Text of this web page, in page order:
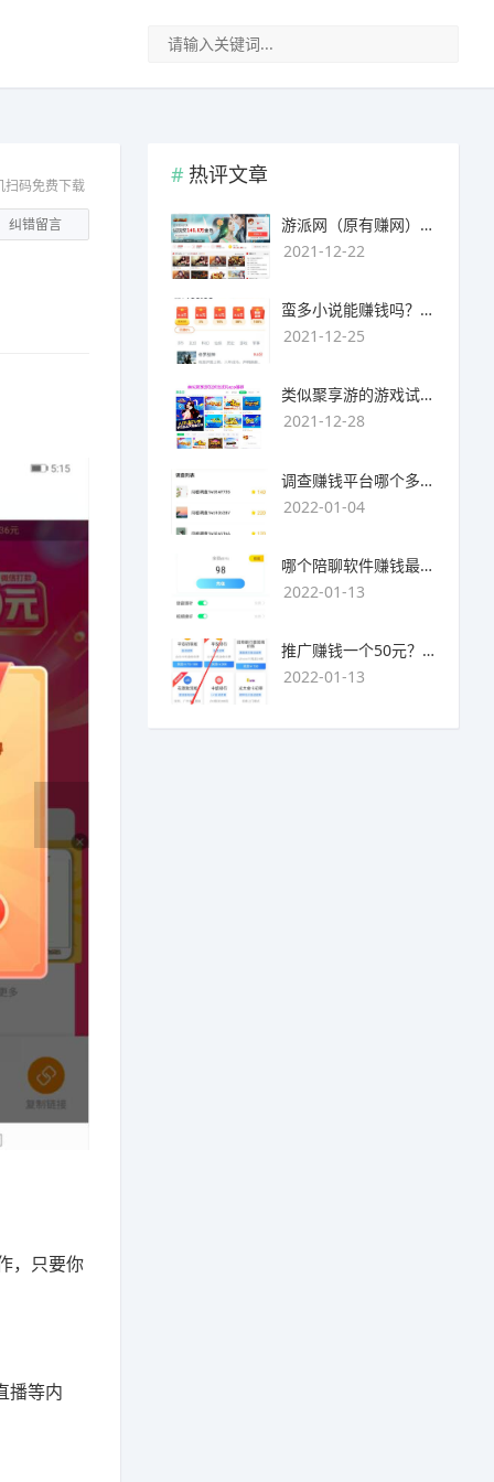
扫码免费下载
纠错留言
，只要你
播等内
热评文章
游派网（原有赚网），主要以试玩游戏赚钱为主
2021-12-22
蛮多小说能赚钱吗？送的100元能提现靠谱吗？
2021-12-25
类似聚享游的游戏试玩app（平台）推荐
2021-12-28
调查赚钱平台哪个多？哪个调查网站正规靠谱？
2022-01-04
哪个陪聊软件赚钱最快？目前陪人聊天可以挣钱的app推荐
2022-01-13
推广赚钱一个50元？我这个一个最高可以赚500元
2022-01-13